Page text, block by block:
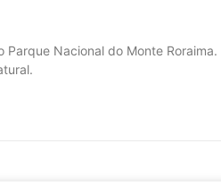
Nacional do Monte